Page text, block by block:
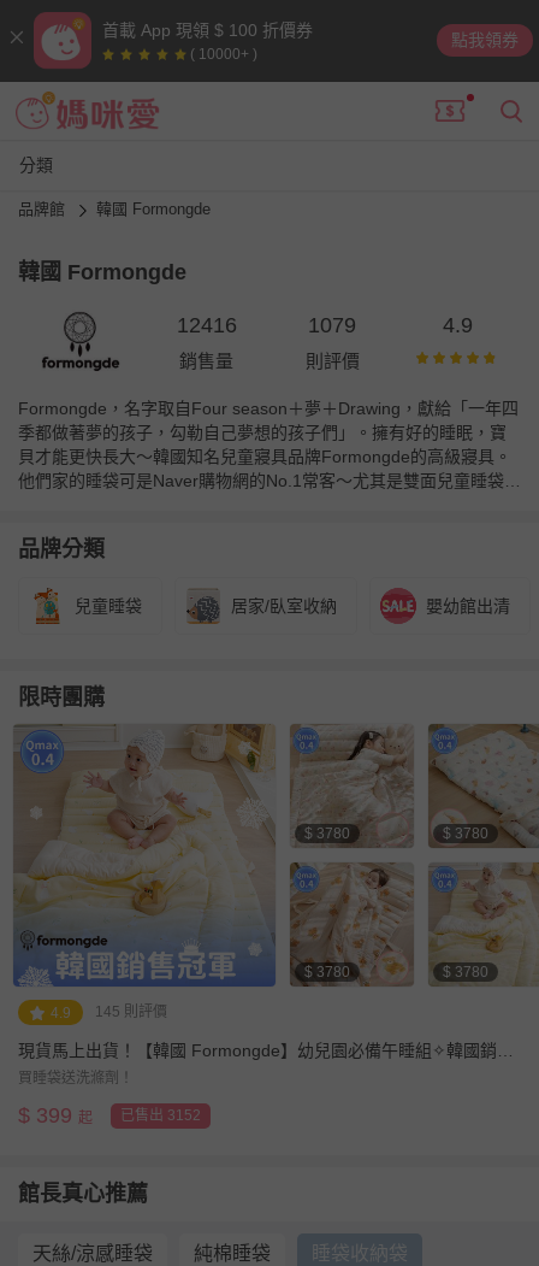
首載 App 現領 $ 100 折價券
( 10000+ )
點我領券
分類
品牌館 韓國 Formongde
韓國 Formongde
12416
銷售量
1079
則評價
4.9
Formongde，名字取自Four season＋夢＋Drawing，獻給「一年四
季都做著夢的孩子，勾勒自己夢想的孩子們」。擁有好的睡眠，寶
貝才能更快長大～韓國知名兒童寢具品牌Formongde的高級寢具。
他們家的睡袋可是Naver購物網的No.1常客～尤其是雙面兒童睡袋，
子設計，無論是做材質、做工、檢驗，都讓編媽更安心 ❤
品牌分類
兒童睡袋 居家/臥室收納 嬰幼館出清
限時團購
$ 3780
$ 3780
$ 3780
$ 3780
4.9 145 則評價
現貨馬上出貨！【韓國 Formongde】幼兒園必備午睡組✧韓國銷售
冠軍
買睡袋送洗滌劑！
$ 399 起 已售出 3152
館長真心推薦
天絲/涼感睡袋 純棉睡袋 睡袋收納袋